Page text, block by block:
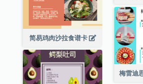
简易鸡肉沙拉食谱卡